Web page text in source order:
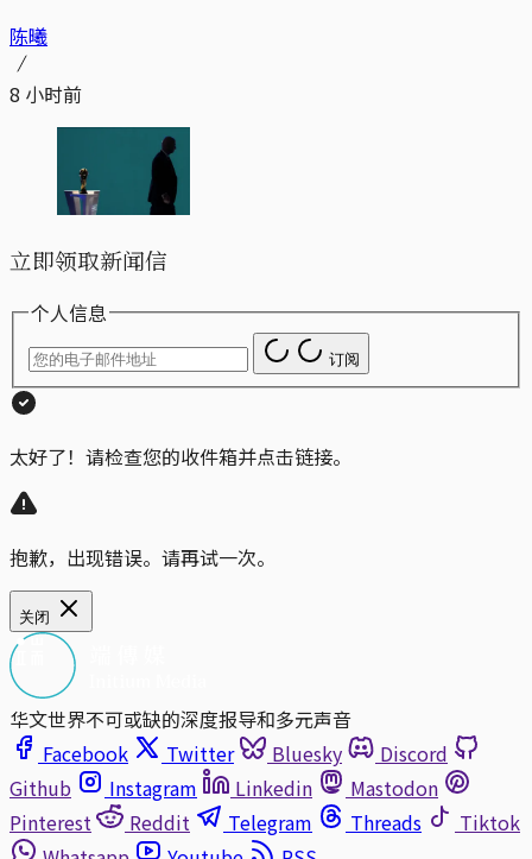
陈曦
8 小时前
立即领取新闻信
个人信息
订阅
太好了！请检查您的收件箱并点击链接。
抱歉，出现错误。请再试一次。
关闭
华文世界不可或缺的深度报导和多元声音
Facebook
Twitter Bluesky
Discord
Github
Instagram Linkedin
Mastodon
Pinterest
Reddit Telegram Threads
Tiktok